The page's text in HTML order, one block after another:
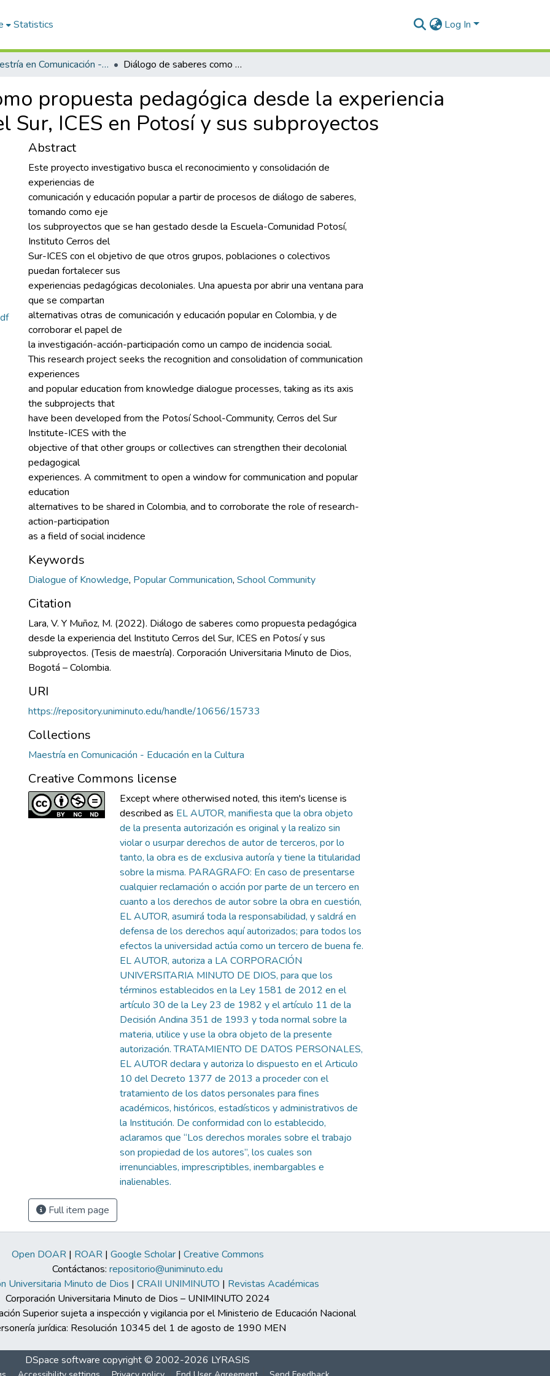
Statistics Log In
Maestría en Comunicación - Educación en la Cultura Diálogo de saberes como propuesta pedagógica desde la experiencia del Instituto Cerros del Sur, ICES en Potosí y sus subproyectos
propuesta pedagógica desde la experiencia
ICES en Potosí y sus subproyectos
Abstract
Este proyecto investigativo busca el reconocimiento y consolidación de
experiencias de
comunicación y educación popular a partir de procesos de diálogo de saberes,
tomando como eje
los subproyectos que se han gestado desde la Escuela-Comunidad Potosí,
Instituto Cerros del
Sur-ICES con el objetivo de que otros grupos, poblaciones o colectivos
puedan fortalecer sus
experiencias pedagógicas decoloniales. Una apuesta por abrir una ventana para
que se compartan
alternativas otras de comunicación y educación popular en Colombia, y de
corroborar el papel de
la investigación-acción-participación como un campo de incidencia social.
This research project seeks the recognition and consolidation of communication
experiences
and popular education from knowledge dialogue processes, taking as its axis
the subprojects that
have been developed from the Potosí School-Community, Cerros del Sur
Institute-ICES with the
objective of that other groups or collectives can strengthen their decolonial
pedagogical
experiences. A commitment to open a window for communication and popular
education
alternatives to be shared in Colombia, and to corroborate the role of research-
action-participation
as a field of social incidence
Keywords
Dialogue of Knowledge, Popular Communication, School Community
Citation
Lara, V. Y Muñoz, M. (2022). Diálogo de saberes como propuesta pedagógica
desde la experiencia del Instituto Cerros del Sur, ICES en Potosí y sus
subproyectos. (Tesis de maestría). Corporación Universitaria Minuto de Dios,
Bogotá – Colombia.
URI
https://repository.uniminuto.edu/handle/10656/15733
Collections
Maestría en Comunicación - Educación en la Cultura
Creative Commons license
Except where otherwised noted, this item's license is
described as EL AUTOR, manifiesta que la obra objeto
de la presenta autorización es original y la realizo sin
violar o usurpar derechos de autor de terceros, por lo
tanto, la obra es de exclusiva autoría y tiene la titularidad
sobre la misma. PARAGRAFO: En caso de presentarse
cualquier reclamación o acción por parte de un tercero en
cuanto a los derechos de autor sobre la obra en cuestión,
EL AUTOR, asumirá toda la responsabilidad, y saldrá en
defensa de los derechos aquí autorizados; para todos los
efectos la universidad actúa como un tercero de buena fe.
EL AUTOR, autoriza a LA CORPORACIÓN
UNIVERSITARIA MINUTO DE DIOS, para que los
términos establecidos en la Ley 1581 de 2012 en el
artículo 30 de la Ley 23 de 1982 y el artículo 11 de la
Decisión Andina 351 de 1993 y toda normal sobre la
materia, utilice y use la obra objeto de la presente
autorización. TRATAMIENTO DE DATOS PERSONALES,
EL AUTOR declara y autoriza lo dispuesto en el Articulo
10 del Decreto 1377 de 2013 a proceder con el
tratamiento de los datos personales para fines
académicos, históricos, estadísticos y administrativos de
la Institución. De conformidad con lo establecido,
aclaramos que “Los derechos morales sobre el trabajo
son propiedad de los autores”, los cuales son
irrenunciables, imprescriptibles, inembargables e
inalienables.
Full item page
Open DOAR| ROAR| Google Scholar| Creative Commons
Contáctanos: repositorio@uniminuto.edu
Universitaria Minuto de Dios | CRAII UNIMINUTO | Revistas Académicas
Corporación Universitaria Minuto de Dios – UNIMINUTO 2024
Superior sujeta a inspección y vigilancia por el Ministerio de Educación Nacional
jurídica: Resolución 10345 del 1 de agosto de 1990 MEN
DSpace software copyright © 2002-2026 LYRASIS